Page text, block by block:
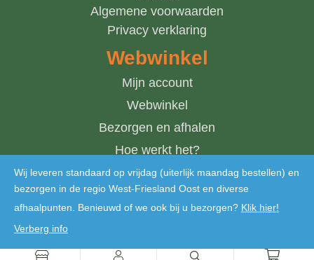
Algemene voorwaarden
Privacy verklaring
Webwinkel
Mijn account
Webwinkel
Bezorgen en afhalen
Hoe werkt het?
Winkelwagen
Copyright © 2024 De Bosmantel. Alle rechten voorbehouden
Wij leveren standaard op vrijdag (uiterlijk maandag bestellen) en
bezorgen in de regio West-Friesland Oost en diverse
afhaalpunten. Benieuwd of we ook bij u bezorgen? Klik hier!
Verberg info